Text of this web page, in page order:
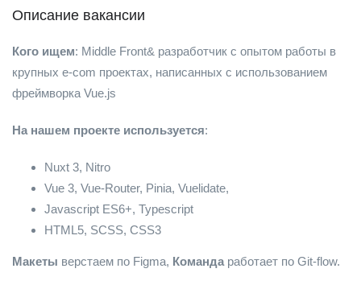
Описание вакансии
Кого ищем: Middle Front& разработчик с опытом работы в
крупных e-com проектах, написанных с использованием
фреймворка Vue.js
На нашем проекте используется:
Nuxt 3, Nitro
Vue 3, Vue-Router, Pinia, Vuelidate,
Javascript ES6+, Typescript
HTML5, SCSS, CSS3
Макеты верстаем по Figma, Команда работает по Git-flow.